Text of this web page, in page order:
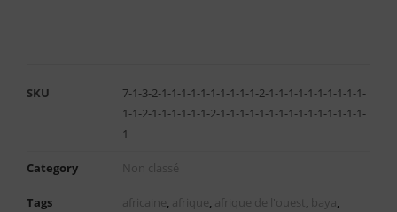
SKU
7-1-3-2-1-1-1-1-1-1-1-1-1-1-2-1-1-1-1-1-1-1-1-1-1-
1-1-2-1-1-1-1-1-1-2-1-1-1-1-1-1-1-1-1-1-1-1-1-1-1-
1
Category Non classé
Tags africaine, afrique, afrique de l'ouest , baya,